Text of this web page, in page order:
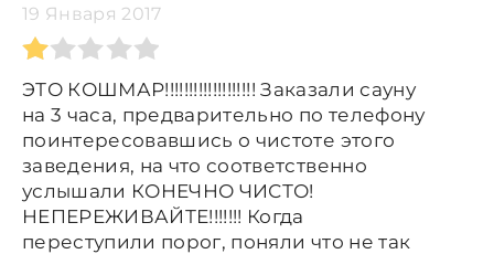
19 Января 2017
ЭТО КОШМАР!!!!!!!!!!!!!!!!!!! Заказали сауну
на 3 часа, предварительно по телефону
поинтересовавшись о чистоте этого
заведения, на что соответственно
услышали КОНЕЧНО ЧИСТО!
НЕПЕРЕЖИВАЙТЕ!!!!!!! Когда
переступили порог, поняли что не так